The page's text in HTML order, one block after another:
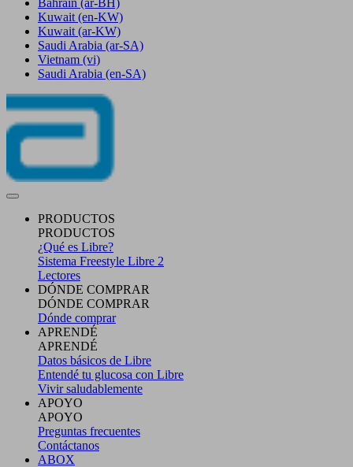
Bahrain (ar-BH)
Kuwait (en-KW)
Kuwait (ar-KW)
Saudi Arabia (ar-SA)
Vietnam (vi)
Saudi Arabia (en-SA)
PRODUCTOS
PRODUCTOS
¿Qué es Libre?
Sistema Freestyle Libre 2
Lectores
DÓNDE COMPRAR
DÓNDE COMPRAR
Dónde comprar
APRENDÉ
APRENDÉ
Datos básicos de Libre
Entendé tu glucosa con Libre
Vivir saludablemente
APOYO
APOYO
Preguntas frecuentes
Contáctanos
ABOX